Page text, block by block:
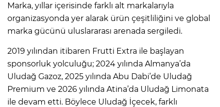
Marka, yıllar içerisinde farklı alt markalarıyla
organizasyonda yer alarak ürün çeşitliliğini ve global
marka gücünü uluslararası arenada sergiledi.
2019 yılından itibaren Frutti Extra ile başlayan
sponsorluk yolculuğu; 2024 yılında Almanya’da
Uludağ Gazoz, 2025 yılında Abu Dabi’de Uludağ
Premium ve 2026 yılında Atina’da Uludağ Limonata
ile devam etti. Böylece Uludağ İçecek, farklı